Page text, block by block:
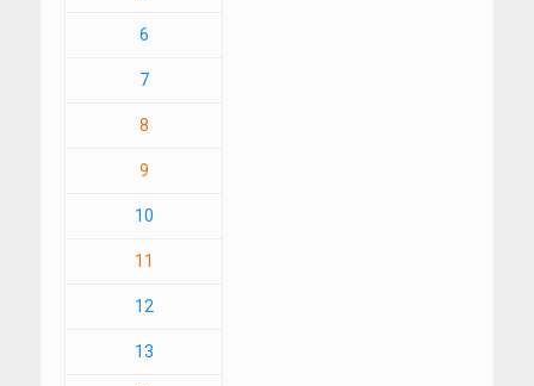
6
7
8
9
10
11
12
13